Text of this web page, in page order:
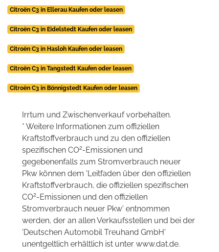
Citroën C3 in Ellerau Kaufen oder leasen
Citroën C3 in Eidelstedt Kaufen oder leasen
Citroën C3 in Hasloh Kaufen oder leasen
Citroën C3 in Tangstedt Kaufen oder leasen
Citroën C3 in Bönnigstedt Kaufen oder leasen
Irrtum und Zwischenverkauf vorbehalten.
* Weitere Informationen zum offiziellen
Kraftstoffverbrauch und zu den offiziellen
spezifischen CO2-Emissionen und
gegebenenfalls zum Stromverbrauch neuer
Pkw können dem 'Leitfaden über den offiziellen
Kraftstoffverbrauch, die offiziellen spezifischen
CO2-Emissionen und den offiziellen
Stromverbrauch neuer Pkw' entnommen
werden, der an allen Verkaufsstellen und bei der
'Deutschen Automobil Treuhand GmbH'
unentgeltlich erhältlich ist unter www.dat.de.